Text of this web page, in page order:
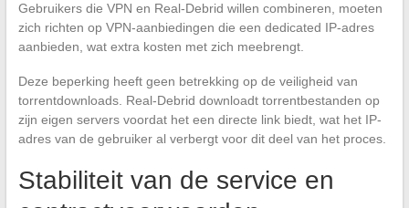
Gebruikers die VPN en Real-Debrid willen combineren, moeten
zich richten op VPN-aanbiedingen die een dedicated IP-adres
aanbieden, wat extra kosten met zich meebrengt.
Deze beperking heeft geen betrekking op de veiligheid van
torrentdownloads. Real-Debrid downloadt torrentbestanden op
zijn eigen servers voordat het een directe link biedt, wat het IP-
adres van de gebruiker al verbergt voor dit deel van het proces.
Stabiliteit van de service en